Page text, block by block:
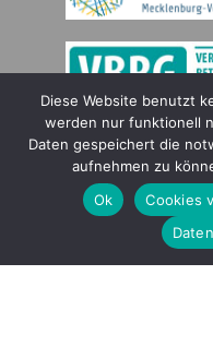
Gefördert
Diese Website benutzt
werden nur funktionell
Daten gespeichert die
aufnehmen zu
Ok
Cookies